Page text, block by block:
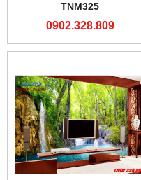
TNM325
0902.328.809